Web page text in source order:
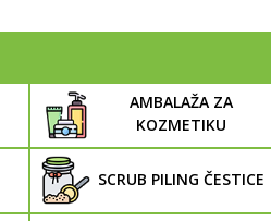
AMBALAŽA ZA
KOZMETIKU
SCRUB PILING ČESTICE